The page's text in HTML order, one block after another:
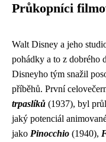
Průkopníci
Walt Disney a jeho
pohádky a to z dobrého
Disneyho tým snažil
příběhů. První
trpaslíků (1937), byl
jaký potenciál
jako Pinocchio (1940),